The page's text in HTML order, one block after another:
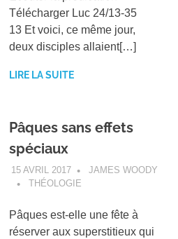
Télécharger Luc 24/13-35
13 Et voici, ce même jour,
deux disciples allaient[…]
LIRE LA SUITE
Pâques sans effets
spéciaux
15 AVRIL 2017
JAMES WOODY
THÉOLOGIE
Pâques est-elle une fête à
réserver aux superstitieux qui